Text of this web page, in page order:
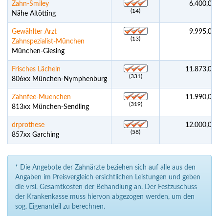
Zahn-Smiley
Nähe Altötting
(14)
6.400,00
Gewählter Arzt
Zahnspezialist-München
München-Giesing
(13)
9.995,00
Frisches Lächeln
806xx München-Nymphenburg
(331)
11.873,00
Zahnfee-Muenchen
813xx München-Sendling
(319)
11.990,00
drprothese
857xx Garching
(58)
12.000,00
* Die Angebote der Zahnärzte beziehen sich auf alle aus den
Angaben im Preisvergleich ersichtlichen Leistungen und geben
die vrsl. Gesamtkosten der Behandlung an. Der Festzuschuss
der Krankenkasse muss hiervon abgezogen werden, um den
sog. Eigenanteil zu berechnen.